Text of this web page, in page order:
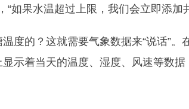
“如果水温超过上限，我们会立即添加
度的？这就需要气象数据来“说话”。
示着当天的温度、湿度、风速等数